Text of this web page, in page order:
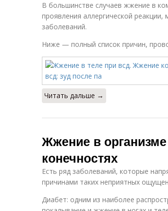
В большинстве случаев жжение в
проявления аллергической
заболеваний.
Ниже — полный список причин,
Читать дальше →
Жжение в
конечностях
Есть ряд заболеваний, которые
причинами таких неприятных
Диабет: одним из наиболее